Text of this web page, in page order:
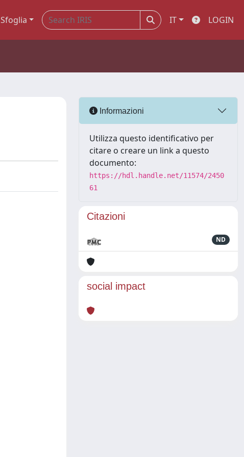
Sfoglia IT LOGIN
Informazioni
Utilizza questo identificativo per
citare o creare un link a questo
documento:
https://hdl.handle.net/11574/2450
61
Citazioni
ND
social impact